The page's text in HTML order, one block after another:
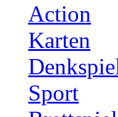
Action
Karten
Sport